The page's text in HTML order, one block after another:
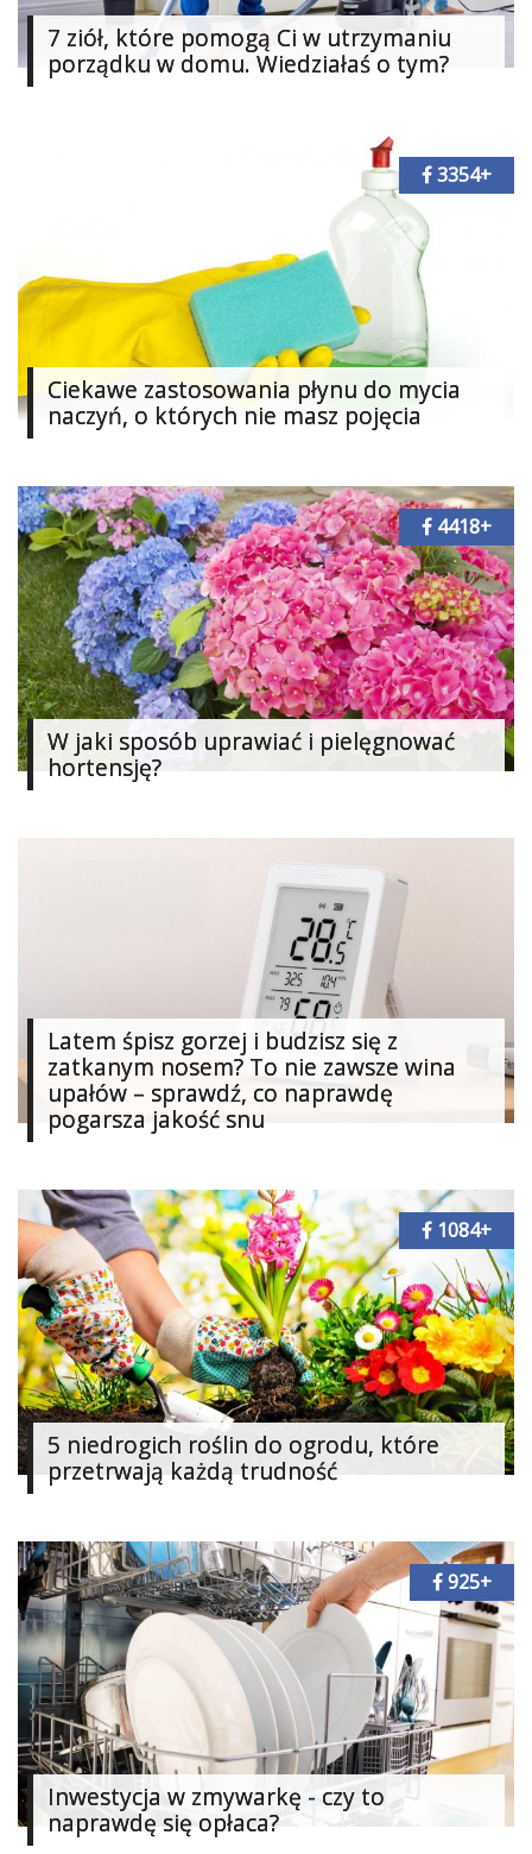
Dodaj
Dodaj
galerię
7 ziół, które pomogą Ci w utrzymaniu
porządku w domu. Wiedziałaś o tym?
Ciekawe zastosowania płynu do mycia
naczyń, o których nie masz pojęcia
3354+
W jaki sposób uprawiać i pielęgnować
hortensję?
4418+
Latem śpisz gorzej i budzisz się z
zatkanym nosem? To nie zawsze wina
upałów – sprawdź, co naprawdę
pogarsza jakość snu
5 niedrogich roślin do ogrodu, które
przetrwają każdą trudność
1084+
Inwestycja w zmywarkę - czy to
naprawdę się opłaca?
925+